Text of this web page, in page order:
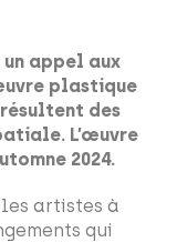
un appel aux
plastique
des
L’œuvre
2024.
les artistes à
qui